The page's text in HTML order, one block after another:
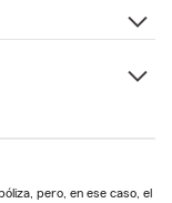
pero, en ese caso, el